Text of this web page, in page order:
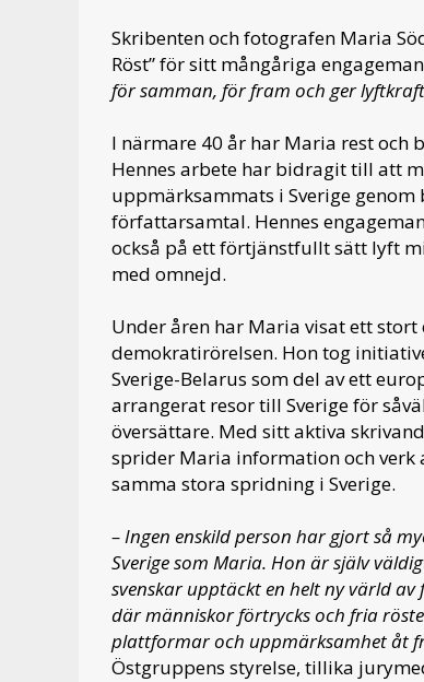
Skribenten och fotografen Maria
Röst” för sitt mångåriga
för samman, för fram och ger
I närmare 40 år har Maria rest och
Hennes arbete har bidragit till att
uppmärksammats i Sverige
författarsamtal. Hennes
också på ett förtjänstfullt sätt lyft
med omnejd.
Under åren har Maria visat ett
demokratirörelsen. Hon tog
Sverige-Belarus som del av ett
arrangerat resor till Sverige för
översättare. Med sitt aktiva
sprider Maria information och verk
samma stora spridning i Sverige.
– Ingen enskild person har gjort så
Sverige som Maria. Hon är själv
svenskar upptäckt en helt ny värld
där människor förtrycks och fria
plattformar och uppmärksamhet åt
Östgruppens styrelse, tillika